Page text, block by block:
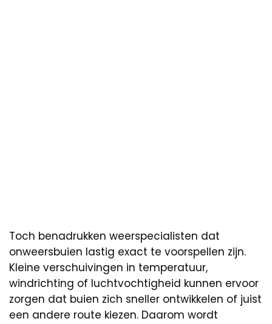
Toch benadrukken weerspecialisten dat
onweersbuien lastig exact te voorspellen zijn.
Kleine verschuivingen in temperatuur,
windrichting of luchtvochtigheid kunnen ervoor
zorgen dat buien zich sneller ontwikkelen of juist
een andere route kiezen. Daarom wordt